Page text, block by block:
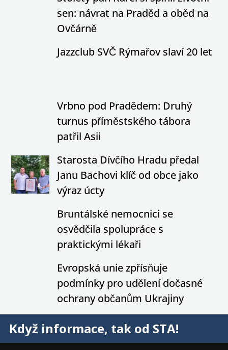
sen: návrat na Praděd a oběd na
Ovčárně
Jazzclub SVČ Rýmařov slaví 20 let
Vrbno pod Pradědem: Druhý
turnus příměstského tábora
patřil Asii
Starosta Dívčího Hradu předal
Janu Bachovi klíč od obce jako
výraz úcty
Bruntálské nemocnici se
osvědčila spolupráce s
praktickými lékaři
Evropská unie zpřísňuje
podmínky pro udělení dočasné
ochrany občanům Ukrajiny
Když informace, tak od STA!